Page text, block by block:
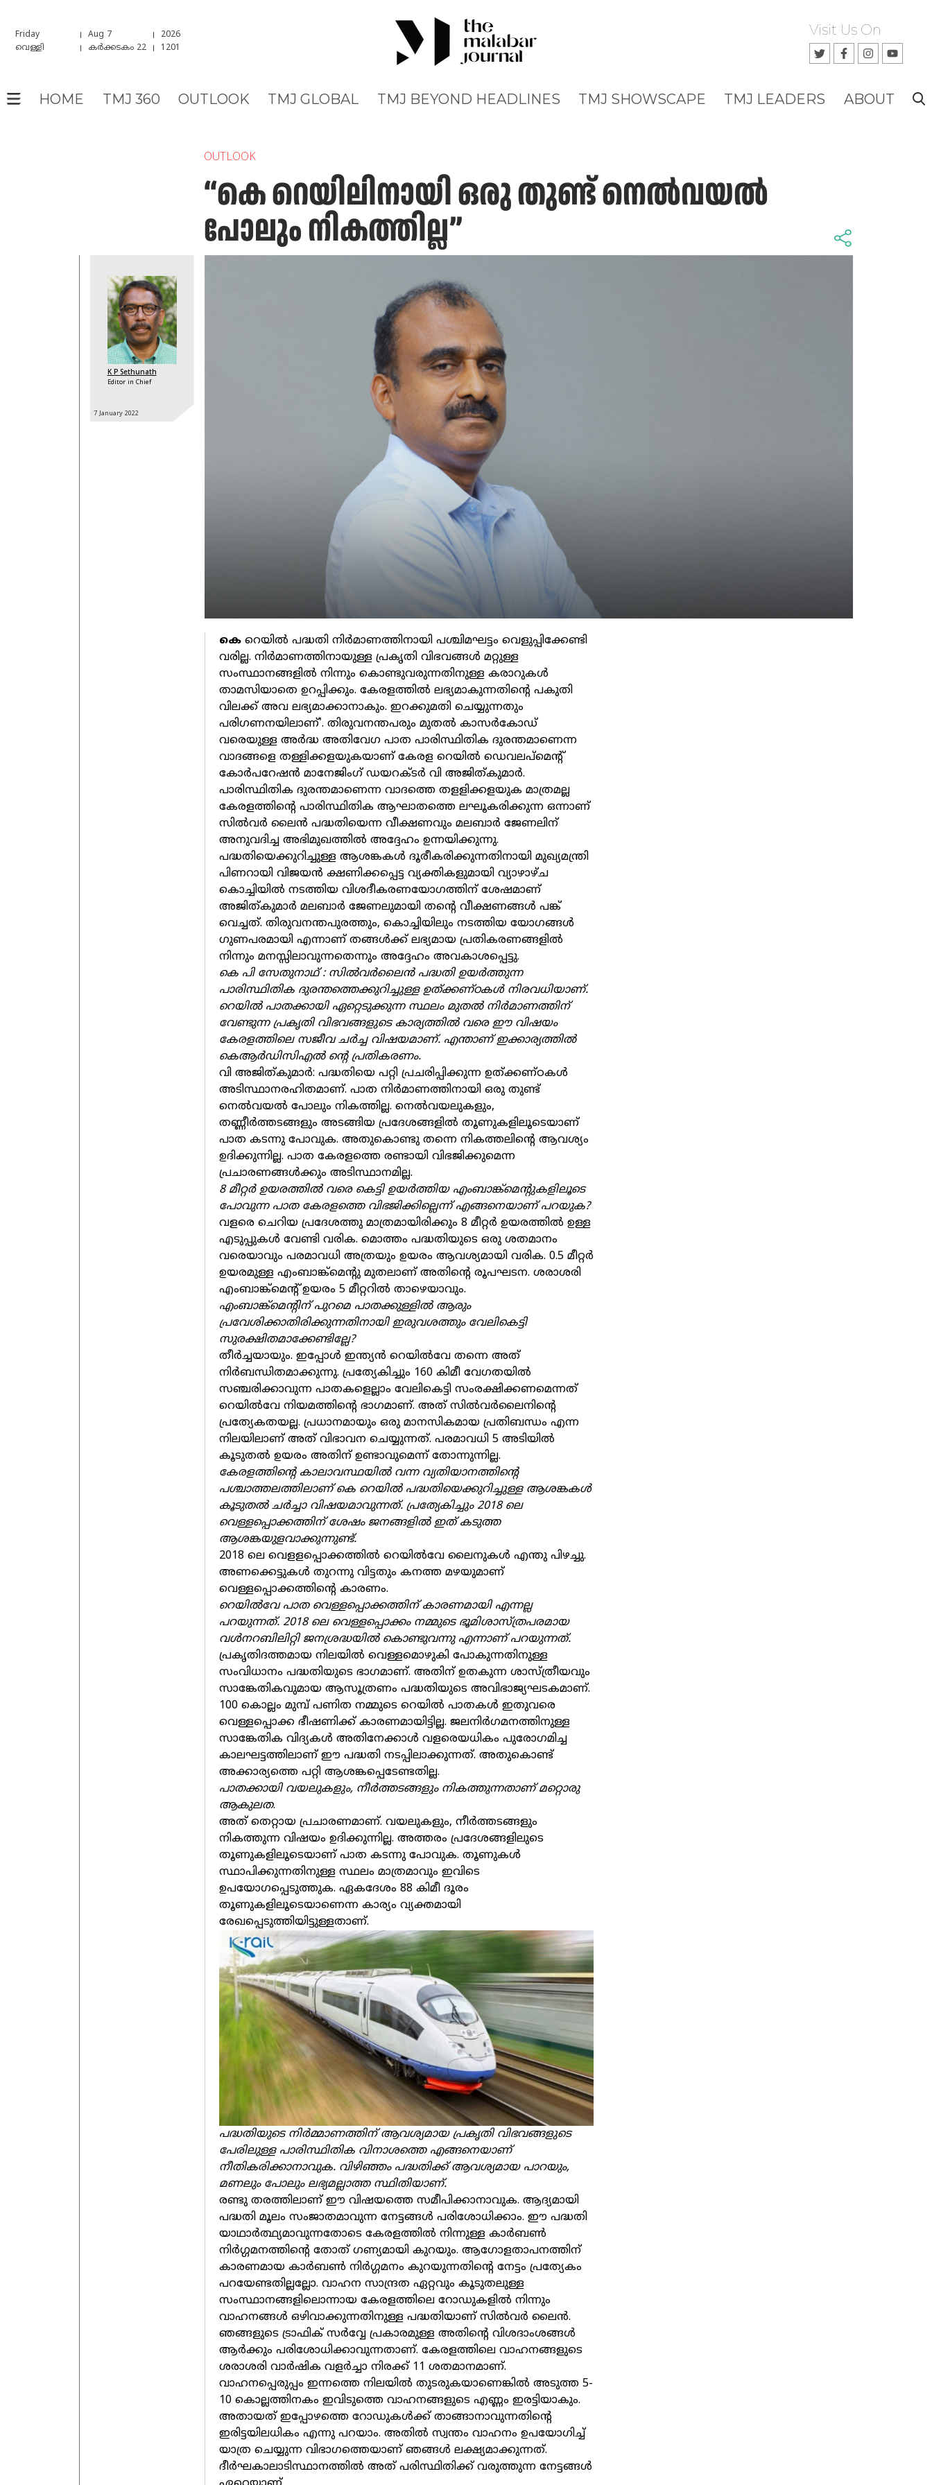
Friday Aug 7
2026
വെള്ളി
കർക്കടകം 22 1201
Visit Us On
HOME TMJ 360 OUTLOOK TMJ GLOBAL TMJ BEYOND HEADLINES TMJ SHOWSCAPE TMJ LEADERS ABOUT
OUTLOOK
“കെ റെയിലിനായി ഒരു തുണ്ട് നെല്‍വയല്‍
പോലും നികത്തില്ല”
K P Sethunath
Editor in Chief
7 January2022
കെറെയില്‍ പദ്ധതി നിര്‍മാണത്തിനായി പശ്ചിമഘട്ടം വെളുപ്പിക്കേണ്ടി
വരില്ല. നിര്‍മാണത്തിനായുള്ള പ്രകൃതി വിഭവങ്ങള്‍ മറ്റുള്ള
സംസ്ഥാനങ്ങളില്‍ നിന്നും കൊണ്ടുവരുന്നതിനുള്ള കരാറുകള്‍
താമസിയാതെ ഉറപ്പിക്കും. കേരളത്തില്‍ ലഭ്യമാകുന്നതിന്റെ പകുതി
വിലക്ക് അവ ലഭ്യമാക്കാനാകും. ഇറക്കുമതി ചെയ്യുന്നതും
പരിഗണനയിലാണ്'. തിരുവനന്തപരും മുതല്‍ കാസര്‍കോഡ്
വരെയുള്ള അര്‍ദ്ധ അതിവേഗ പാത പാരിസ്ഥിതിക ദുരന്തമാണെന്ന
വാദങ്ങളെ തള്ളിക്കളയുകയാണ് കേരള റെയില്‍ ഡെവലപ്‌മെന്റ്
കോര്‍പറേഷന്‍ മാനേജിംഗ് ഡയറക്ടര്‍ വി അജിത്കുമാര്‍.
പാരിസ്ഥിതിക ദുരന്തമാണെന്ന വാദത്തെ തളളിക്കളയുക മാത്രമല്ല
കേരളത്തിന്റെ പാരിസ്ഥിതിക ആഘാതത്തെ ലഘൂകരിക്കുന്ന ഒന്നാണ്
സില്‍വര്‍ ലൈന്‍ പദ്ധതിയെന്ന വീക്ഷണവും മലബാര്‍ ജേണലിന്
അനുവദിച്ച അഭിമുഖത്തില്‍ അദ്ദേഹം ഉന്നയിക്കുന്നു.
പദ്ധതിയെക്കുറിച്ചുള്ള ആശങ്കകള്‍ ദൂരീകരിക്കുന്നതിനായി മുഖ്യമന്ത്രി
പിണറായി വിജയന്‍ ക്ഷണിക്കപ്പെട്ട വ്യക്തികളുമായി വ്യാഴാഴ്ച
കൊച്ചിയില്‍ നടത്തിയ വിശദീകരണയോഗത്തിന് ശേഷമാണ്
അജിത്കുമാര്‍ മലബാര്‍ ജേണലുമായി തന്റെ വീക്ഷണങ്ങള്‍ പങ്ക്
വെച്ചത്. തിരുവനന്തപുരത്തും, കൊച്ചിയിലും നടത്തിയ യോഗങ്ങള്‍
ഗുണപരമായി എന്നാണ് തങ്ങള്‍ക്ക് ലഭ്യമായ പ്രതികരണങ്ങളില്‍
നിന്നും മനസ്സിലാവുന്നതെന്നും അദ്ദേഹം അവകാശപ്പെട്ടു.
കെ പി സേതുനാഥ് : സില്‍വര്‍ലൈന്‍ പദ്ധതി ഉയര്‍ത്തുന്ന
പാരിസ്ഥിതിക ദുരന്തത്തെക്കുറിച്ചുള്ള ഉത്ക്കണ്ഠകള്‍ നിരവധിയാണ്.
റെയില്‍ പാതക്കായി ഏറ്റെടുക്കുന്ന സ്ഥലം മുതല്‍ നിര്‍മാണത്തിന്
വേണ്ടുന്ന പ്രകൃതി വിഭവങ്ങളുടെ കാര്യത്തില്‍ വരെ ഈ വിഷയം
കേരളത്തിലെ സജീവ ചര്‍ച്ച വിഷയമാണ്. എന്താണ് ഇക്കാര്യത്തില്‍
കെആര്‍ഡിസിഎല്‍ ന്റെ പ്രതികരണം.
വി അജിത്കുമാര്‍: പദ്ധതിയെ പറ്റി പ്രചരിപ്പിക്കുന്ന ഉത്ക്കണ്ഠകള്‍
അടിസ്ഥാനരഹിതമാണ്. പാത നിര്‍മാണത്തിനായി ഒരു തുണ്ട്
നെല്‍വയല്‍ പോലും നികത്തില്ല. നെല്‍വയലുകളും,
തണ്ണീര്‍ത്തടങ്ങളും അടങ്ങിയ പ്രദേശങ്ങളില്‍ തൂണുകളിലൂടെയാണ്
പാത കടന്നു പോവുക. അതുകൊണ്ടു തന്നെ നികത്തലിന്റെ ആവശ്യം
ഉദിക്കുന്നില്ല. പാത കേരളത്തെ രണ്ടായി വിഭജിക്കുമെന്ന
പ്രചാരണങ്ങള്‍ക്കും അടിസ്ഥാനമില്ല.
8 മീറ്റര്‍ ഉയരത്തില്‍ വരെ കെട്ടി ഉയര്‍ത്തിയ എംബാങ്ക്‌മെന്റുകളിലൂടെ
പോവുന്ന പാത കേരളത്തെ വിഭജിക്കില്ലെന്ന് എങ്ങനെയാണ് പറയുക?
വളരെ ചെറിയ പ്രദേശത്തു മാത്രമായിരിക്കും 8 മീറ്റര്‍ ഉയരത്തില്‍ ഉള്ള
എടുപ്പുകള്‍ വേണ്ടി വരിക. മൊത്തം പദ്ധതിയുടെ ഒരു ശതമാനം
വരെയാവും പരമാവധി അത്രയും ഉയരം ആവശ്യമായി വരിക. 0.5 മീറ്റര്‍
ഉയരമുള്ള എംബാങ്ക്‌മെന്റു മുതലാണ് അതിന്റെ രൂപഘടന. ശരാശരി
എംബാങ്ക്‌മെന്റ് ഉയരം 5 മീറ്ററില്‍ താഴെയാവും.
എംബാങ്ക്‌മെന്റിന് പുറമെ പാതക്കുള്ളില്‍ ആരും
പ്രവേശിക്കാതിരിക്കുന്നതിനായി ഇരുവശത്തും വേലികെട്ടി
സുരക്ഷിതമാക്കേണ്ടില്ലേ?
തീര്‍ച്ചയായും. ഇപ്പോള്‍ ഇന്ത്യന്‍ റെയില്‍വേ തന്നെ അത്
നിര്‍ബന്ധിതമാക്കുന്നു. പ്രത്യേകിച്ചും 160 കിമീ വേഗതയില്‍
സഞ്ചരിക്കാവുന്ന പാതകളെല്ലാം വേലികെട്ടി സംരക്ഷിക്കണമെന്നത്
റെയില്‍വേ നിയമത്തിന്റെ ഭാഗമാണ്. അത് സില്‍വര്‍ലൈനിന്റെ
പ്രത്യേകതയല്ല. പ്രധാനമായും ഒരു മാനസികമായ പ്രതിബന്ധം എന്ന
നിലയിലാണ് അത് വിഭാവന ചെയ്യുന്നത്. പരമാവധി 5 അടിയില്‍
കൂടുതല്‍ ഉയരം അതിന് ഉണ്ടാവുമെന്ന് തോന്നുന്നില്ല.
കേരളത്തിന്റെ കാലാവസ്ഥയില്‍ വന്ന വ്യതിയാനത്തിന്റെ
പശ്ചാത്തലത്തിലാണ് കെ റെയില്‍ പദ്ധതിയെക്കുറിച്ചുള്ള ആശങ്കകള്‍
കൂടുതല്‍ ചര്‍ച്ചാ വിഷയമാവുന്നത്. പ്രത്യേകിച്ചും 2018 ലെ
വെള്ളപ്പൊക്കത്തിന് ശേഷം ജനങ്ങളില്‍ ഇത് കടുത്ത
ആശങ്കയുളവാക്കുന്നുണ്ട്.
2018 ലെ വെളളപ്പൊക്കത്തില്‍ റെയില്‍വേ ലൈനുകള്‍ എന്തു പിഴച്ചു.
അണക്കെട്ടുകള്‍ തുറന്നു വിട്ടതും കനത്ത മഴയുമാണ്
വെള്ളപ്പൊക്കത്തിന്റെ കാരണം.
റെയില്‍വേ പാത വെള്ളപ്പൊക്കത്തിന് കാരണമായി എന്നല്ല
പറയുന്നത്. 2018 ലെ വെള്ളപ്പൊക്കം നമ്മുടെ ഭൂമിശാസ്ത്രപരമായ
വള്‍നറബിലിറ്റി ജനശ്രദ്ധയില്‍ കൊണ്ടുവന്നു എന്നാണ് പറയുന്നത്.
പ്രകൃതിദത്തമായ നിലയില്‍ വെള്ളമൊഴുകി പോകുന്നതിനുള്ള
സംവിധാനം പദ്ധതിയുടെ ഭാഗമാണ്. അതിന് ഉതകുന്ന ശാസ്ത്രീയവും
സാങ്കേതികവുമായ ആസൂത്രണം പദ്ധതിയുടെ അവിഭാജ്യഘടകമാണ്.
100 കൊല്ലം മുമ്പ് പണിത നമ്മുടെ റെയില്‍ പാതകള്‍ ഇതുവരെ
വെള്ളപ്പൊക്ക ഭീഷണിക്ക് കാരണമായിട്ടില്ല. ജലനിര്‍ഗമനത്തിനുള്ള
സാങ്കേതിക വിദ്യകള്‍ അതിനേക്കാള്‍ വളരെയധികം പുരോഗമിച്ച
കാലഘട്ടത്തിലാണ് ഈ പദ്ധതി നടപ്പിലാക്കുന്നത്. അതുകൊണ്ട്
അക്കാര്യത്തെ പറ്റി ആശങ്കപ്പെടേണ്ടതില്ല.
പാതക്കായി വയലുകളും, നീര്‍ത്തടങ്ങളും നികത്തുന്നതാണ് മറ്റൊരു
ആകുലത.
അത് തെറ്റായ പ്രചാരണമാണ്. വയലുകളും, നീര്‍ത്തടങ്ങളും
നികത്തുന്ന വിഷയം ഉദിക്കുന്നില്ല. അത്തരം പ്രദേശങ്ങളിലുടെ
തൂണുകളിലൂടെയാണ് പാത കടന്നു പോവുക. തൂണുകള്‍
സ്ഥാപിക്കുന്നതിനുള്ള സ്ഥലം മാത്രമാവും ഇവിടെ
ഉപയോഗപ്പെടുത്തുക. ഏകദേശം 88 കിമീ ദൂരം
തൂണുകളിലൂടെയാണെന്ന കാര്യം വ്യക്തമായി
രേഖപ്പെടുത്തിയിട്ടുള്ളതാണ്.
പദ്ധതിയുടെ നിര്‍മ്മാണത്തിന് ആവശ്യമായ പ്രകൃതി വിഭവങ്ങളുടെ
പേരിലുള്ള പാരിസ്ഥിതിക വിനാശത്തെ എങ്ങനെയാണ്
നീതികരിക്കാനാവുക. വിഴിഞ്ഞം പദ്ധതിക്ക് ആവശ്യമായ പാറയും,
മണലും പോലും ലഭ്യമല്ലാത്ത സ്ഥിതിയാണ്.
രണ്ടു തരത്തിലാണ് ഈ വിഷയത്തെ സമീപിക്കാനാവുക. ആദ്യമായി
പദ്ധതി മൂലം സംജാതമാവുന്ന നേട്ടങ്ങള്‍ പരിശോധിക്കാം. ഈ പദ്ധതി
യാഥാര്‍ത്ഥ്യമാവുന്നതോടെ കേരളത്തില്‍ നിന്നുള്ള കാര്‍ബണ്‍
നിര്‍ഗ്ഗമനത്തിന്റെ തോത് ഗണ്യമായി കുറയും. ആഗോളതാപനത്തിന്
കാരണമായ കാര്‍ബണ്‍ നിര്‍ഗ്ഗമനം കുറയുന്നതിന്റെ നേട്ടം പ്രത്യേകം
പറയേണ്ടതില്ലല്ലോ. വാഹന സാന്ദ്രത ഏറ്റവും കൂടുതലുള്ള
സംസ്ഥാനങ്ങളിലൊന്നായ കേരളത്തിലെ റോഡുകളില്‍ നിന്നും
വാഹനങ്ങള്‍ ഒഴിവാക്കുന്നതിനുള്ള പദ്ധതിയാണ് സില്‍വര്‍ ലൈന്‍.
ഞങ്ങളുടെ ട്രാഫിക് സര്‍വ്വേ പ്രകാരമുള്ള അതിന്റെ വിശദാംശങ്ങള്‍
ആര്‍ക്കും പരിശോധിക്കാവുന്നതാണ്. കേരളത്തിലെ വാഹനങ്ങളുടെ
ശരാശരി വാര്‍ഷിക വളര്‍ച്ചാ നിരക്ക് 11 ശതമാനമാണ്.
വാഹനപ്പെരുപ്പം ഇന്നത്തെ നിലയില്‍ തുടരുകയാണെങ്കില്‍ അടുത്ത 5-
10 കൊല്ലത്തിനകം ഇവിടുത്തെ വാഹനങ്ങളുടെ എണ്ണം ഇരട്ടിയാകും.
അതായത് ഇപ്പോഴത്തെ റോഡുകള്‍ക്ക് താങ്ങാനാവുന്നതിന്റെ
ഇരിട്ടയിലധികം എന്നു പറയാം. അതില്‍ സ്വന്തം വാഹനം ഉപയോഗിച്ച്
യാത്ര ചെയ്യുന്ന വിഭാഗത്തെയാണ് ഞങ്ങള്‍ ലക്ഷ്യമാക്കുന്നത്.
ദീര്‍ഘകാലാടിസ്ഥാനത്തില്‍ അത് പരിസ്ഥിതിക്ക് വരുത്തുന്ന നേട്ടങ്ങള്‍